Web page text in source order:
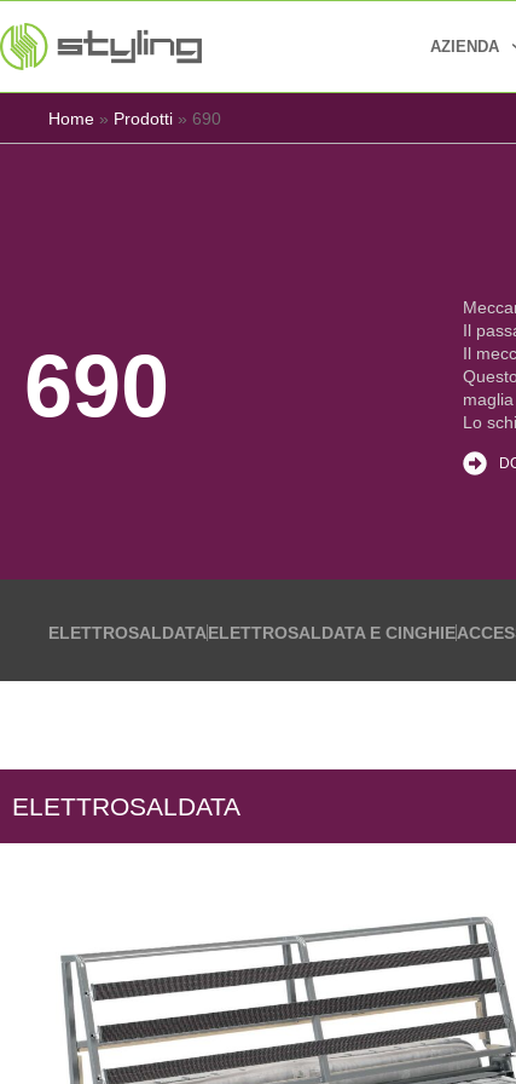
AZIENDA
Home » Prodotti » 690
690
Il
Il
Lo
ELETTROSALDATAELETTROSALDATA E CINGHIE
ELETTROSALDATA